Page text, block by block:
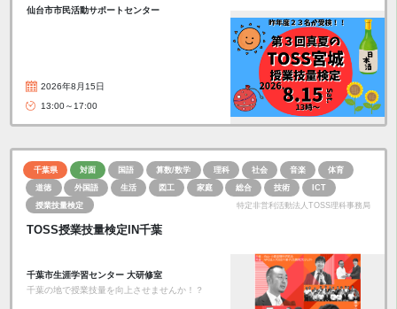
仙台市市民活動サポートセンター
2026年8月15日
13:00～17:00
千葉県 対面 国語 算数/数学 理科 社会 音楽
体育
道徳
外国語 生活 図工 家庭 総合 技術
ICT
授業技量検定
特定非営利活動法人TOSS理科事務局
TOSS授業技量検定IN千葉
千葉市生涯学習センター 大研修室
千葉の地で授業技量を向上させませんか！？